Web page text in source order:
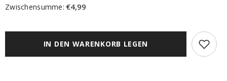
für
Roll-
für
Roll-
BxH
Zwischensumme:€4,99
IN DEN WARENKORB LEGEN